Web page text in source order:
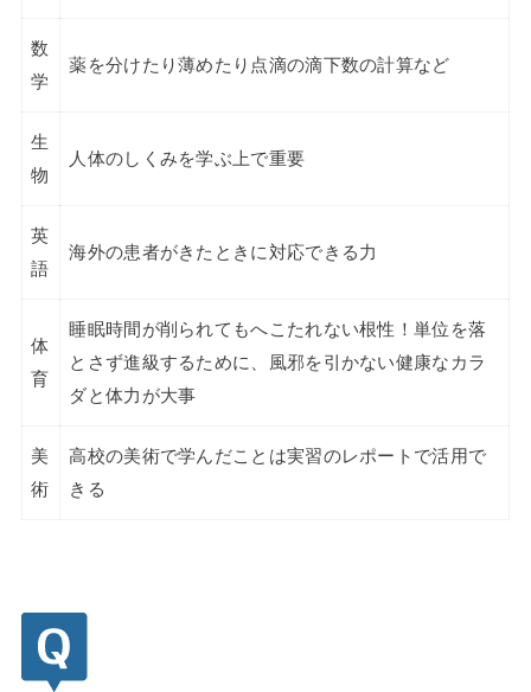
数
学
薬を分けたり薄めたり点滴の滴下数の計算など
生
物
人体のしくみを学ぶ上で重要
英
語
海外の患者がきたときに対応できる力
体
育
睡眠時間が削られてもへこたれない根性！単位を落
とさず進級するために、風邪を引かない健康なカラ
ダと体力が大事
美
術
高校の美術で学んだことは実習のレポートで活用で
きる